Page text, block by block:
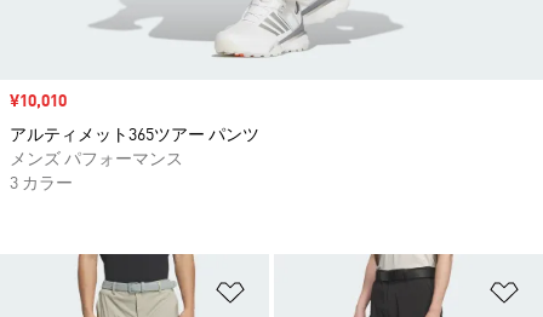
ほしいものリストに追加
セール価格
¥10,010
アルティメット365ツアー パンツ
メンズ パフォーマンス
3 カラー